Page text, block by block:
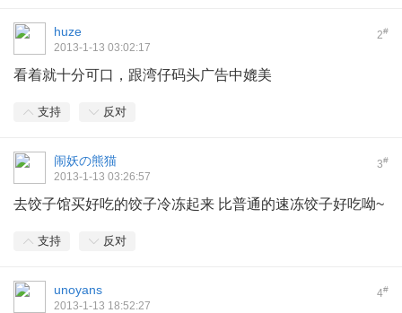
2#
huze
2013-1-13 03:02:17
看着就十分可口，跟湾仔码头广告中媲美
支持 反对
3#
闹妖の熊猫
2013-1-13 03:26:57
去饺子馆买好吃的饺子冷冻起来 比普通的速冻饺子好吃呦~
支持 反对
4#
unoyans
2013-1-13 18:52:27